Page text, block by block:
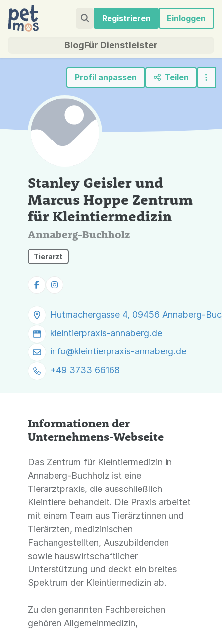
Registrieren Einloggen
BlogFür Dienstleister
Profil anpassen Teilen
Stanley Geisler und
Marcus Hoppe Zentrum
für Kleintiermedizin
Annaberg-Buchholz
Tierarzt
Hutmachergasse 4, 09456 Annaberg-
kleintierpraxis-annaberg.de
info@kleintierpraxis-annaberg.de
+49 3733 66168
Informationen der
Unternehmens-Webseite
Das Zentrum für Kleintiermedizin in
Annaberg-Buchholz ist eine
Tierarztpraxis, die ausschließlich
Kleintiere behandelt. Die Praxis arbeitet
mit einem Team aus Tierärztinnen und
Tierärzten, medizinischen
Fachangestellten, Auszubildenden
sowie hauswirtschaftlicher
Unterstützung und deckt ein breites
Spektrum der Kleintiermedizin ab.
Zu den genannten Fachbereichen
gehören Allgemeinmedizin,